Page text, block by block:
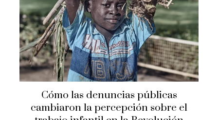
Cómo las denuncias públicas
cambiaron la percepción sobre el